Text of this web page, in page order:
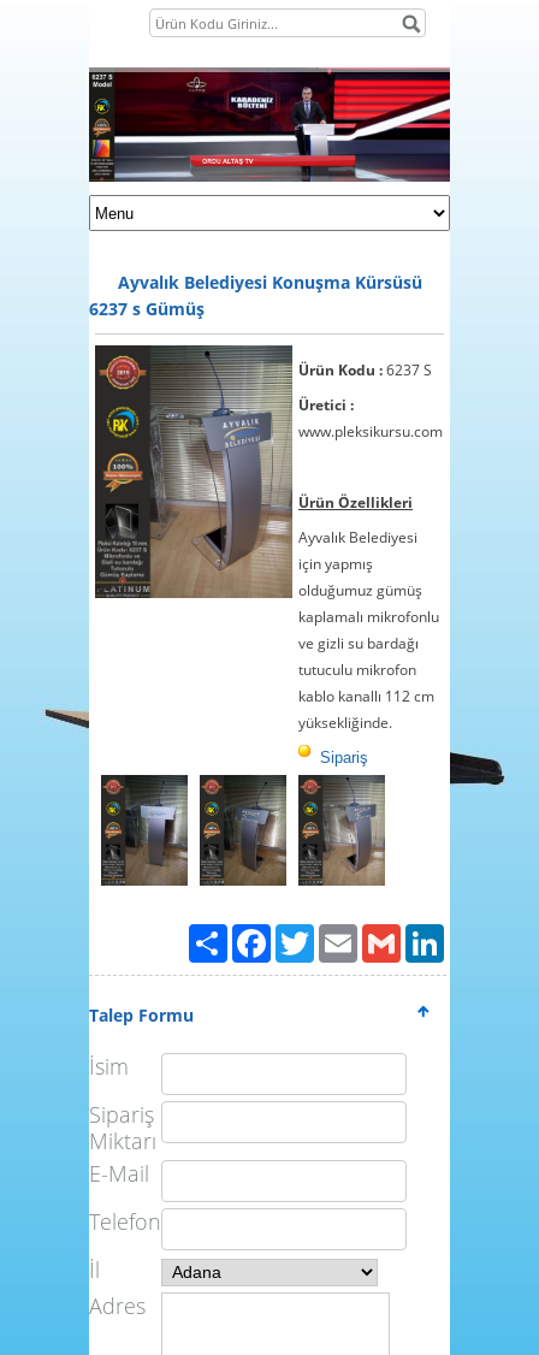
Ayvalık Belediyesi Konuşma Kürsüsü
6237 s Gümüş
Ürün Kodu :6237 S
Üretici :
www.pleksikursu.com
Ürün Özellikleri
Ayvalık Belediyesi
için yapmış
olduğumuz gümüş
kaplamalı mikrofonlu
ve gizli su bardağı
tutuculu mikrofon
kablo kanallı 112 cm
yüksekliğinde.
Sipariş
PaylaşFacebook
TwitterEmailGmail
Talep Formu
İsim
Sipariş
Miktarı
E-Mail
Telefon
İl
Adres